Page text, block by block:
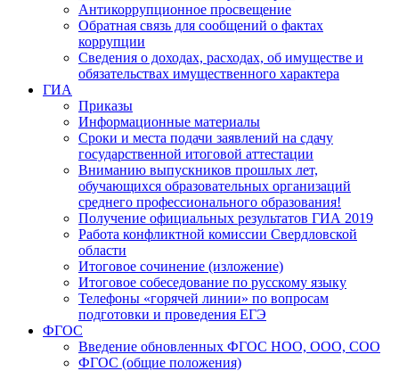
Антикоррупционное просвещение
Обратная связь для сообщений о фактах
коррупции
Сведения о доходах, расходах, об имуществе и
обязательствах имущественного характера
ГИА
Приказы
Информационные материалы
Сроки и места подачи заявлений на сдачу
государственной итоговой аттестации
Вниманию выпускников прошлых лет,
обучающихся образовательных организаций
среднего профессионального образования!
Получение официальных результатов ГИА 2019
Работа конфликтной комиссии Свердловской
области
Итоговое сочинение (изложение)
Итоговое собеседование по русскому языку
Телефоны «горячей линии» по вопросам
подготовки и проведения ЕГЭ
ФГОС
Введение обновленных ФГОС НОО, ООО, СОО
ФГОС (общие положения)